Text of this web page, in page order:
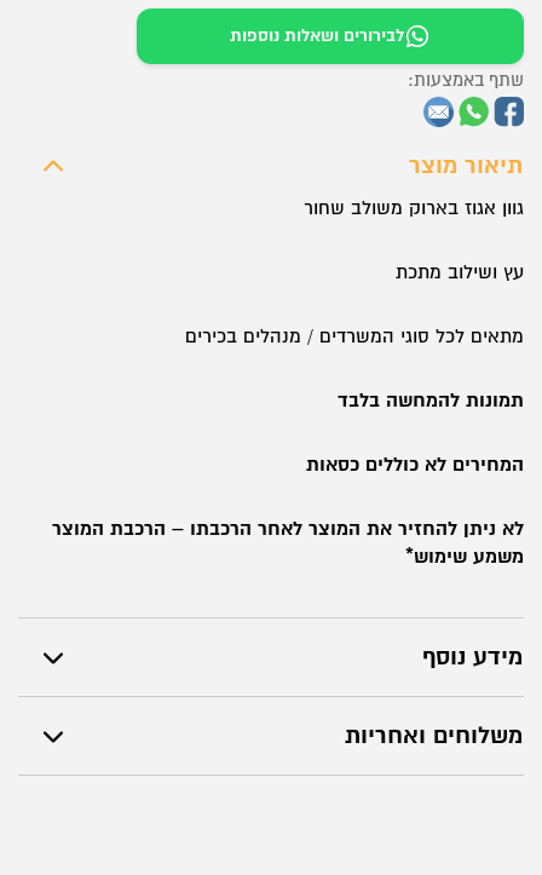
אחסון
דגם
VEZUV
לבירורים ושאלות נוספות
תיאור מוצר
גוון אגוז בארוק משולב שחור
עץ ושילוב מתכת
מתאים לכל סוגי המשרדים / מנהלים בכירים
תמונות להמחשה בלבד
המחירים לא כוללים כסאות
לא ניתן להחזיר את המוצר לאחר הרכבתו – הרכבת המוצר
משמע שימוש*
מידע נוסף
משלוחים ואחריות
שתף באמצעות: